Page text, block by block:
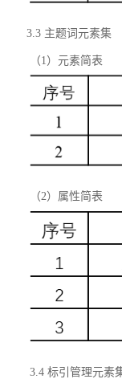
3.3 主题词元素集
（1）元素简表
（2）属性简表
3.4 标引管理元素